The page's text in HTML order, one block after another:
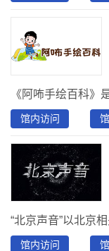
馆内访问
馆内访问